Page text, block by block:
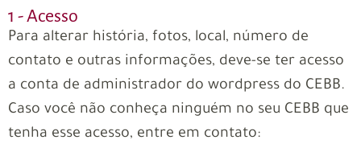
1 - Acesso
Para alterar história, fotos, local, número de
contato e outras informações, deve-se ter acesso
a conta de administrador do wordpress do CEBB.
Caso você não conheça ninguém no seu CEBB que
tenha esse acesso, entre em contato: